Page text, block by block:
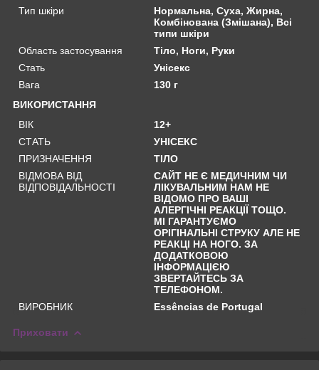
Тип шкіри
Нормальна, Суха, Жирна,
Комбінована (Змішана), Всі
типи шкіри
Область застосування
Тіло, Ноги, Руки
Стать
Унісекс
Вага
130 г
ВИКОРИСТАННЯ
ВІК
12+
СТАТЬ
УНІСЕКС
ПРИЗНАЧЕННЯ
ТІЛО
ВІДМОВА ВІД
ВІДПОВІДАЛЬНОСТІ
САЙТ НЕ Є МЕДИЧНИМ ЧИ
ЛІКУВАЛЬНИМ НАМ НЕ
ВІДОМО ПРО ВАШІ
АЛЕРГІЧНІ РЕАКЦІЇ ТОЩО.
МІ ГАРАНТУЄМО
ОРІГІНАЛЬНІ СТРУКУ АЛЕ НЕ
РЕАКЦІ НА НОГО. ЗА
ДОДАТКОВОЮ
ІНФОРМАЦІЄЮ
ЗВЕРТАЙТЕСЬ ЗА
ТЕЛЕФОНОМ.
ВИРОБНИК
Essências de Portugal
Приховати